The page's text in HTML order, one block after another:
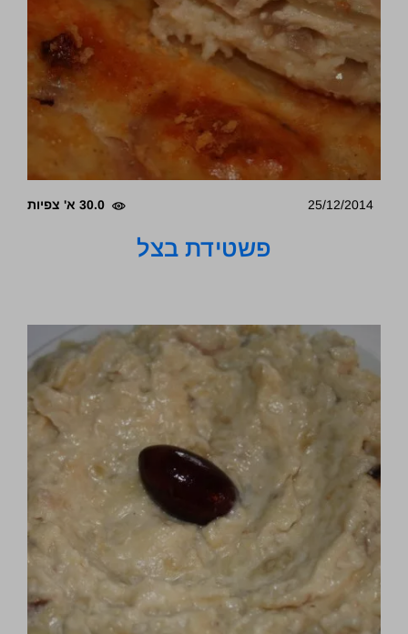
25/12/2014 30.0 א' צפיות
פשטידת בצל